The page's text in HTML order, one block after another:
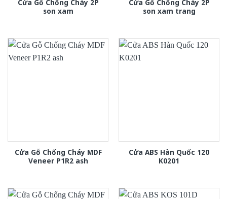
Cửa Gỗ Chống Cháy 2P
son xam
Cửa Gỗ Chống Cháy 2P
son xam trang
Cửa Gỗ Chống Cháy MDF
Veneer P1R2 ash
Cửa ABS Hàn Quốc 120
K0201